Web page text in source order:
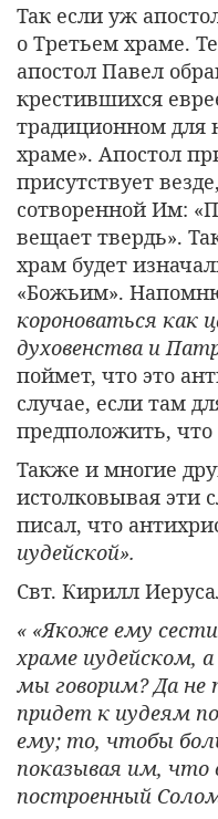
Так если уж
о Третьем храме.
апостол Павел
крестившихся
традиционном для
храме». Апостол
присутствует
сотворенной Им:
вещает твердь».
храм будет
«Божьим».
короноваться как
духовенства и
поймет, что это
случае, если там
предположить,
Также и многие
истолковывая эти
писал, что
иудейской».
Свт. Кирилл
« «Якоже ему сести
храме иудейском,
мы говорим? Да не
придет к иудеям
ему; то, чтобы
показывая им, что
построенный